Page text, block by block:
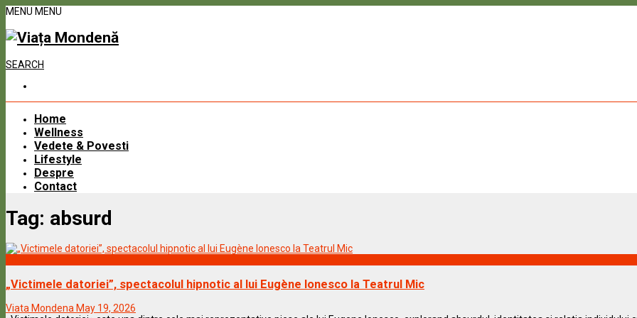
MENU MENU
SEARCH
Home
Wellness
Vedete & Povesti
Lifestyle
Despre
Contact
Tag: absurd
„Victimele datoriei”, spectacolul hipnotic al lui Eugène Ionesco la Teatrul Mic
Viata Mondena May 19, 2026